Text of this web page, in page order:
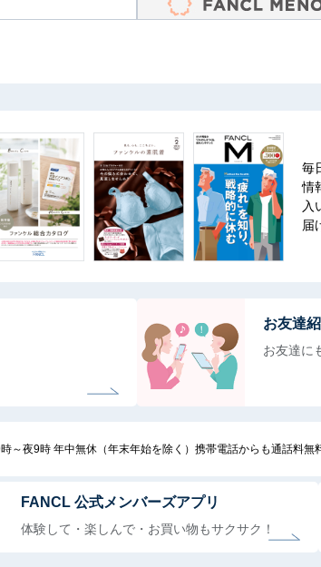
毎
情
入
届
お友達
お友達に
～夜9時 年中無休（年末年始を除く）携帯電話からも通話料無
FANCL 公式メンバーズアプリ
体験して・楽しんで・お買い物もサクサク！